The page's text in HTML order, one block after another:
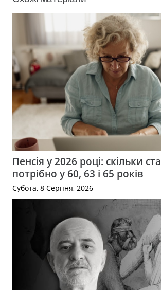
Пенсія у 2026 році: скільки
потрібно у 60, 63 і 65 років
Субота, 8 Серпня, 2026